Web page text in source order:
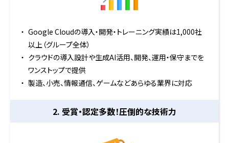
Google Cloudの導入・開発・トレーニング実績は1,000社
以上（グループ全体）
クラウドの導入設計や生成AI活用、開発、運用・保守までを
ワンストップで提供
製造、小売、情報通信、ゲームなどあらゆる業界に対応
2. 受賞・認定多数！圧倒的な技術力